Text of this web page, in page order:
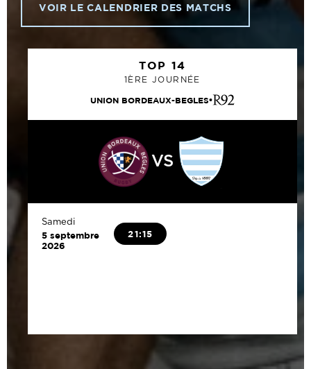
VOIR LE CALENDRIER DES MATCHS
TOP 14
1ÈRE JOURNÉE
UNION BORDEAUX-BEGLES
VS
Samedi
5 septembre
2026
21:15